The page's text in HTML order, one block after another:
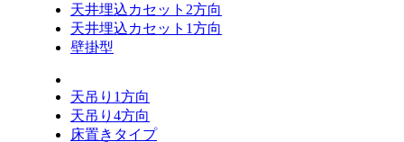
天井埋込カセット2方向
天井埋込カセット1方向
壁掛型
天吊り1方向
天吊り4方向
床置きタイプ